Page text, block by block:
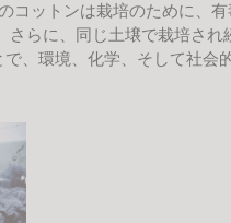
コットンは栽培のために、
らに、同じ土壌で栽培さ
、環境、化学、そして社